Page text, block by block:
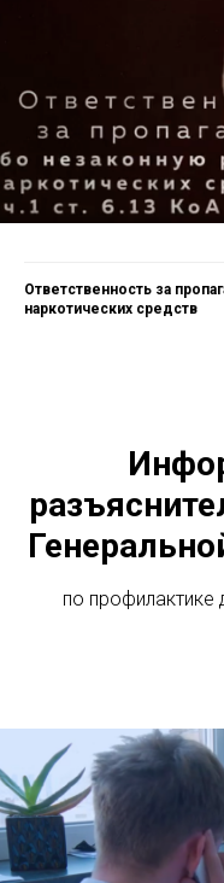
Ответственность за
наркотических средств
по профилактике